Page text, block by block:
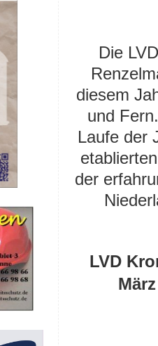
Die
diesem
und
Laufe der
der
LVD